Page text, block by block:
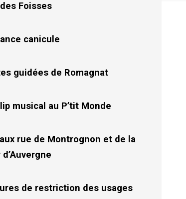
Foisses
canicule
guidées de Romagnat
musical au P’tit Monde
rue de Montrognon et de la
d’Auvergne
de restriction des usages